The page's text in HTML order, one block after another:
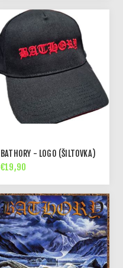
BATHORY - LOGO (ŠILTOVKA)
€19,90